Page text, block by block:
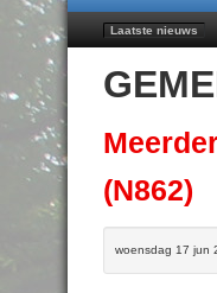
Laatste nieuws
(N862)
woensdag 17 jun